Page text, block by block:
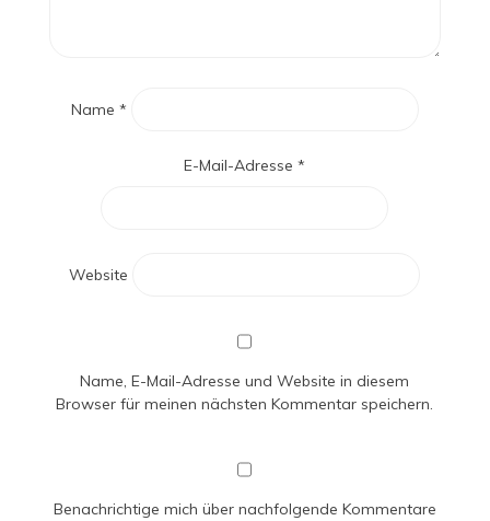
Name *
E-Mail-Adresse*
Website
Name, E-Mail-Adresse und Website in diesem
Browser für meinen nächsten Kommentar speichern.
Benachrichtige mich über nachfolgende Kommentare